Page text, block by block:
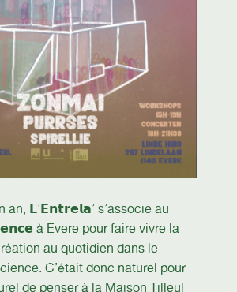
an, 𝗟’𝗘𝗻𝘁𝗿𝗲𝗹𝗮’ s’associe au
à Evere pour faire vivre la
au quotidien dans le
C’était donc naturel pour
de penser à la Maison Tilleul